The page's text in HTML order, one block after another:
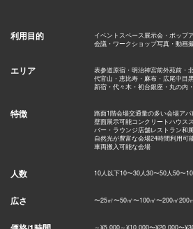
利用目的 イベントスペース展示会・ポップ
会議・ワークショップ写真・動画
エリア 表参道原宿・明治神宮前外苑前・
代官山・恵比寿・麻布・広尾中目
新宿・代々木・初台銀座・丸の内
特徴 路面1階会場交通量の多い会場ア
壁面展示可能コンクリートハウス
バー・ラウンジ店舗レストラン和
自然光が豊富な会場24時間利用可
車両搬入可能な会場
人数 10人以下10〜30人30〜50人50〜
広さ 〜25㎡〜50㎡〜100㎡〜200㎡200
～¥5,000～¥10,000〜¥20,000〜